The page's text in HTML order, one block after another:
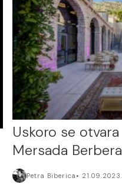
Uskoro se
Mersada
Petra Biberica 21.09.2023.